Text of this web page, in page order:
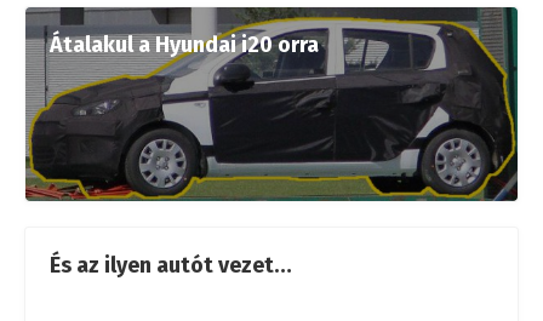
Átalakul a Hyundai i20 orra
És az ilyen autót vezet…